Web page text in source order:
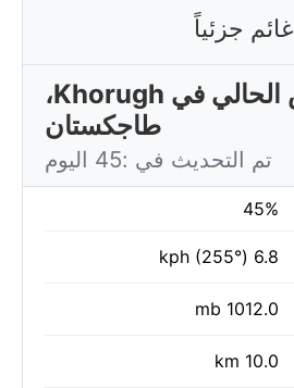
غائم جزئياً
الطقس الحالي في Khorugh،
طاجكستان
تم التحديث في :45 اليوم
45%
6.8 kph (255°)
1012.0 mb
10.0 km